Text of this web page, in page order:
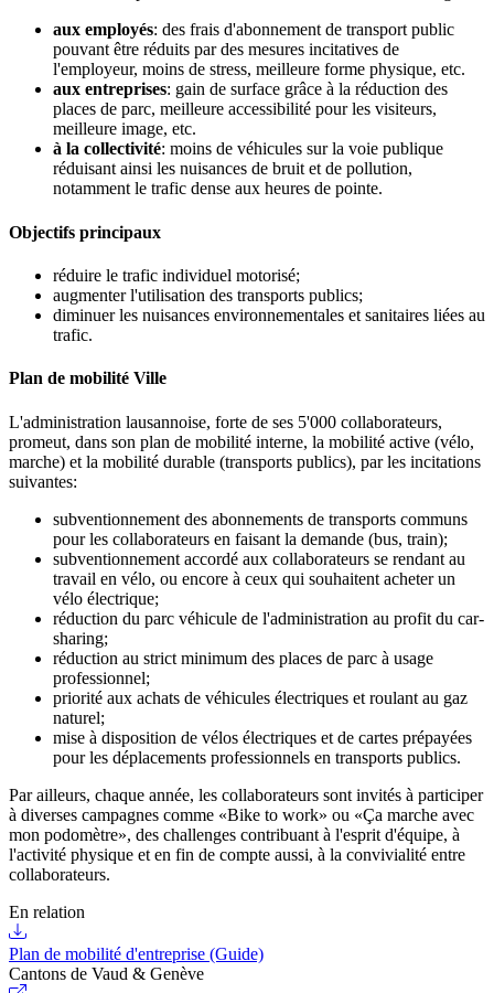
aux employés: des frais d'abonnement de transport public
pouvant être réduits par des mesures incitatives de
l'employeur, moins de stress, meilleure forme physique, etc.
aux entreprises: gain de surface grâce à la réduction des
places de parc, meilleure accessibilité pour les visiteurs,
meilleure image, etc.
à la collectivité: moins de véhicules sur la voie publique
réduisant ainsi les nuisances de bruit et de pollution,
notamment le trafic dense aux heures de pointe.
Objectifs principaux
réduire le trafic individuel motorisé;
augmenter l'utilisation des transports publics;
diminuer les nuisances environnementales et sanitaires liées au
trafic.
Plan de mobilité Ville
L'administration lausannoise, forte de ses 5'000 collaborateurs,
promeut, dans son plan de mobilité interne, la mobilité active (vélo,
marche) et la mobilité durable (transports publics), par les incitations
suivantes:
subventionnement des abonnements de transports communs
pour les collaborateurs en faisant la demande (bus, train);
subventionnement accordé aux collaborateurs se rendant au
travail en vélo, ou encore à ceux qui souhaitent acheter un
vélo électrique;
réduction du parc véhicule de l'administration au profit du car-
sharing;
réduction au strict minimum des places de parc à usage
professionnel;
priorité aux achats de véhicules électriques et roulant au gaz
naturel;
mise à disposition de vélos électriques et de cartes prépayées
pour les déplacements professionnels en transports publics.
Par ailleurs, chaque année, les collaborateurs sont invités à participer
à diverses campagnes comme «Bike to work» ou «Ça marche avec
mon podomètre», des challenges contribuant à l'esprit d'équipe, à
l'activité physique et en fin de compte aussi, à la convivialité entre
collaborateurs.
En relation
Plan de mobilité d'entreprise (Guide)
Cantons de Vaud & Genève